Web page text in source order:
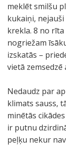
meklēt smilšu
kukaiņi,
krekla. 8 no
nogriežam
izskatās –
vietā zemsedzē
Nedaudz par
klimats sauss,
minētās
ir putnu
peļķu nekur